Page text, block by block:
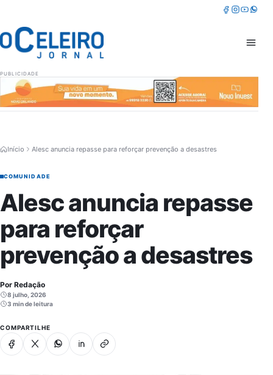
Facebook
Instagram
Youtube
PUBLICIDADE
Abrir
Início Alesc anuncia repasse para reforçar prevenção a desastres
COMUNIDADE
Alesc anuncia repasse
para reforçar
prevenção a desastres
Por Redação
8 julho, 2026
3 min de leitura
COMPARTILHE
Facebook
X WhatsappLinkedinCopiar link